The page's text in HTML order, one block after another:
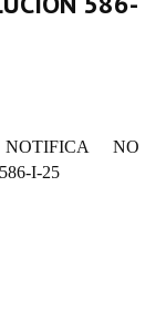
NO
I-25